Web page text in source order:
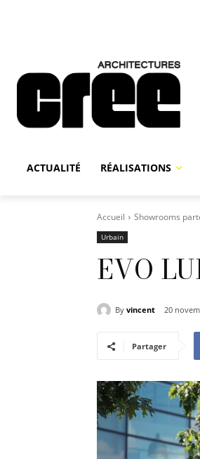
ACTUALITÉ RÉALISATIONS
Accueil Showrooms
Urbain
EVO
By vincent 20
Partager